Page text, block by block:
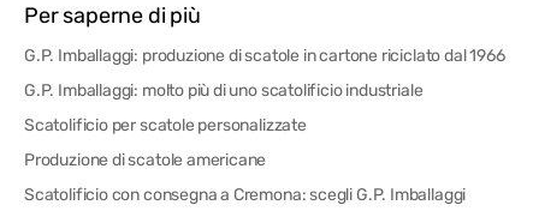
Per saperne di più
G.P. Imballaggi: produzione di scatole in cartone riciclato dal 1966
G.P. Imballaggi: molto più di uno scatolificio industriale
Scatolificio per scatole personalizzate
Produzione di scatole americane
Scatolificio con consegna a Cremona: scegli G.P. Imballaggi